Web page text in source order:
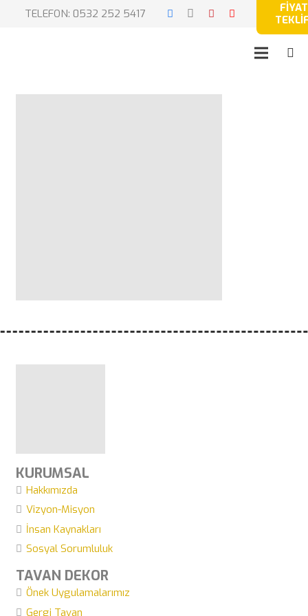
TELEFON: 0532 252 5417
FİYAT
KURUMSAL
Hakkımızda
Vizyon-Misyon
İnsan Kaynakları
Sosyal Sorumluluk
TAVAN DEKOR
Önek Uygulamalarımız
Gergi Tavan